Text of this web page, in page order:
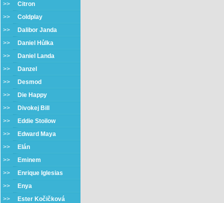
>> Citron
>> Coldplay
>>
Dalibor Janda
>>
Daniel Hůlka
>>
Daniel Landa
>>
Danzel
>>
Desmod
>>
Die Happy
>>
Divokej Bill
>>
Eddie Stoilow
>>
Edward Maya
>>
Elán
>>
Eminem
>>
Enrique Iglesias
>>
Enya
>>
Ester Kočičková